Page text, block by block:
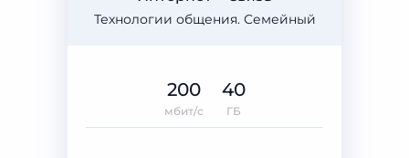
Технологии общения. Семейный
200
мбит/с
40
ГБ